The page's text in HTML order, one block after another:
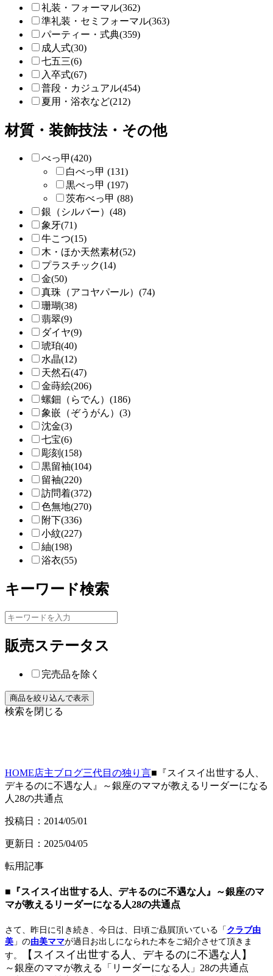
礼装・フォーマル(362)
準礼装・セミフォーマル(363)
パーティー・式典(359)
成人式(30)
七五三(6)
入卒式(67)
普段・カジュアル(454)
夏用・浴衣など(212)
材質・装飾技法・その他
べっ甲(420)
白べっ甲 (131)
黒べっ甲 (197)
茨布べっ甲 (88)
銀（シルバー）(48)
象牙(71)
牛こつ(15)
木・ほか天然素材(52)
プラスチック(14)
金(50)
真珠（アコヤパール）(74)
珊瑚(38)
翡翠(9)
ダイヤ(9)
琥珀(40)
水晶(12)
天然石(47)
金蒔絵(206)
螺鈿（らでん）(186)
象嵌（ぞうがん）(3)
沈金(3)
七宝(6)
彫刻(158)
黒留袖(104)
留袖(220)
訪問着(372)
色無地(270)
附下(336)
小紋(227)
紬(198)
浴衣(55)
キーワード検索
販売ステータス
完売品を除く
検索を閉じる
HOME店主ブログ三代目の独り言■『スイスイ出世する人、
デキるのに不遇な人』～銀座のママが教えるリーダーになる
人28の共通点
投稿日：2014/05/01
更新日：2025/04/05
転用記事
■『スイスイ出世する人、デキるのに不遇な人』～銀座のマ
マが教えるリーダーになる人28の共通点
さて、昨日に引き続き、今日は、日頃ご贔屓頂いている「 クラブ由
美 」の由美ママが過日お出しになられた本をご紹介させて頂きま
す。
【スイスイ出世する人、デキるのに不遇な人】
～銀座のママが教える「リーダーになる人」28の共通点